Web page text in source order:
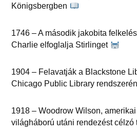
Königsbergben
1746 – A második jakobita
Charlie elfoglalja Stirlinget
1904 – Felavatják a Blackstone
Chicago Public Library
1918 – Woodrow Wilson,
világháború utáni rendezést célzó